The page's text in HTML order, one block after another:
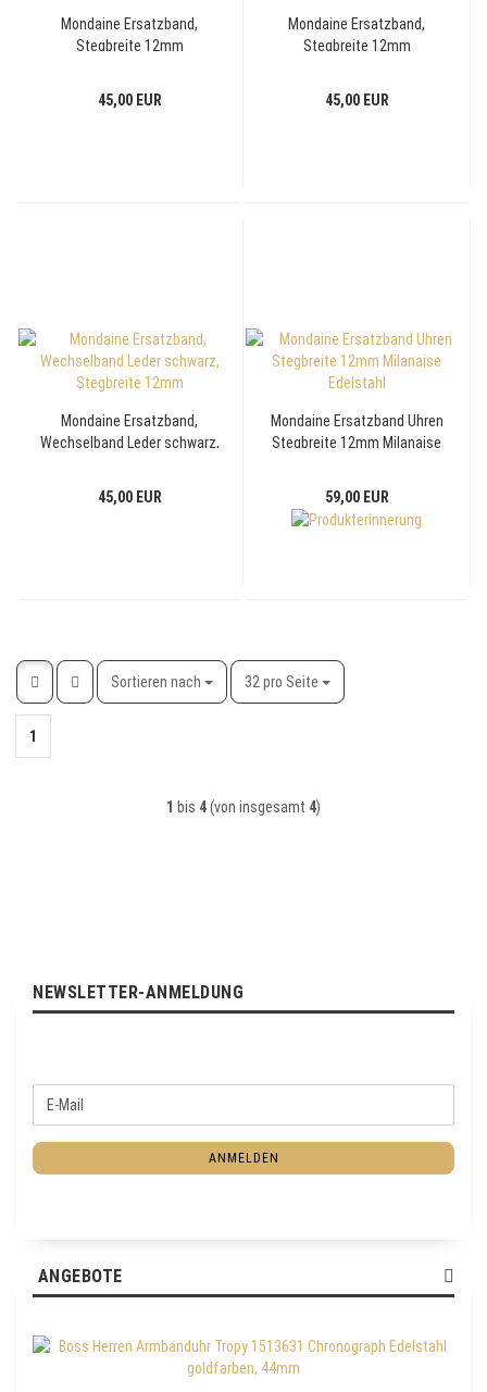
Mondaine Ersatzband,
Stegbreite 12mm
45,00 EUR
Mondaine Ersatzband,
Stegbreite 12mm
45,00 EUR
Mondaine Ersatzband,
Wechselband Leder schwarz,
45,00 EUR
Mondaine Ersatzband Uhren
Stegbreite 12mm Milanaise
59,00 EUR
Sortieren nach
Sortieren nach 32 pro Seite
pro Seite
1
1 bis 4(von insgesamt 4)
NEWSLETTER-ANMELDUNG
W
S
E
-
ANMELDEN
ANGEBOTE